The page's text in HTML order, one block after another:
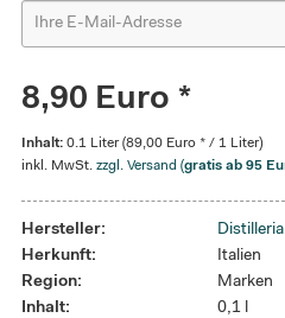
8,90 Euro *
Inhalt:0.1 Liter (89,00 Euro * / 1 Liter)
inkl. MwSt.zzgl. Versand (gratis ab 95
Hersteller:
Herkunft:
Italien
Region:
Marken
Inhalt:
0,1 l